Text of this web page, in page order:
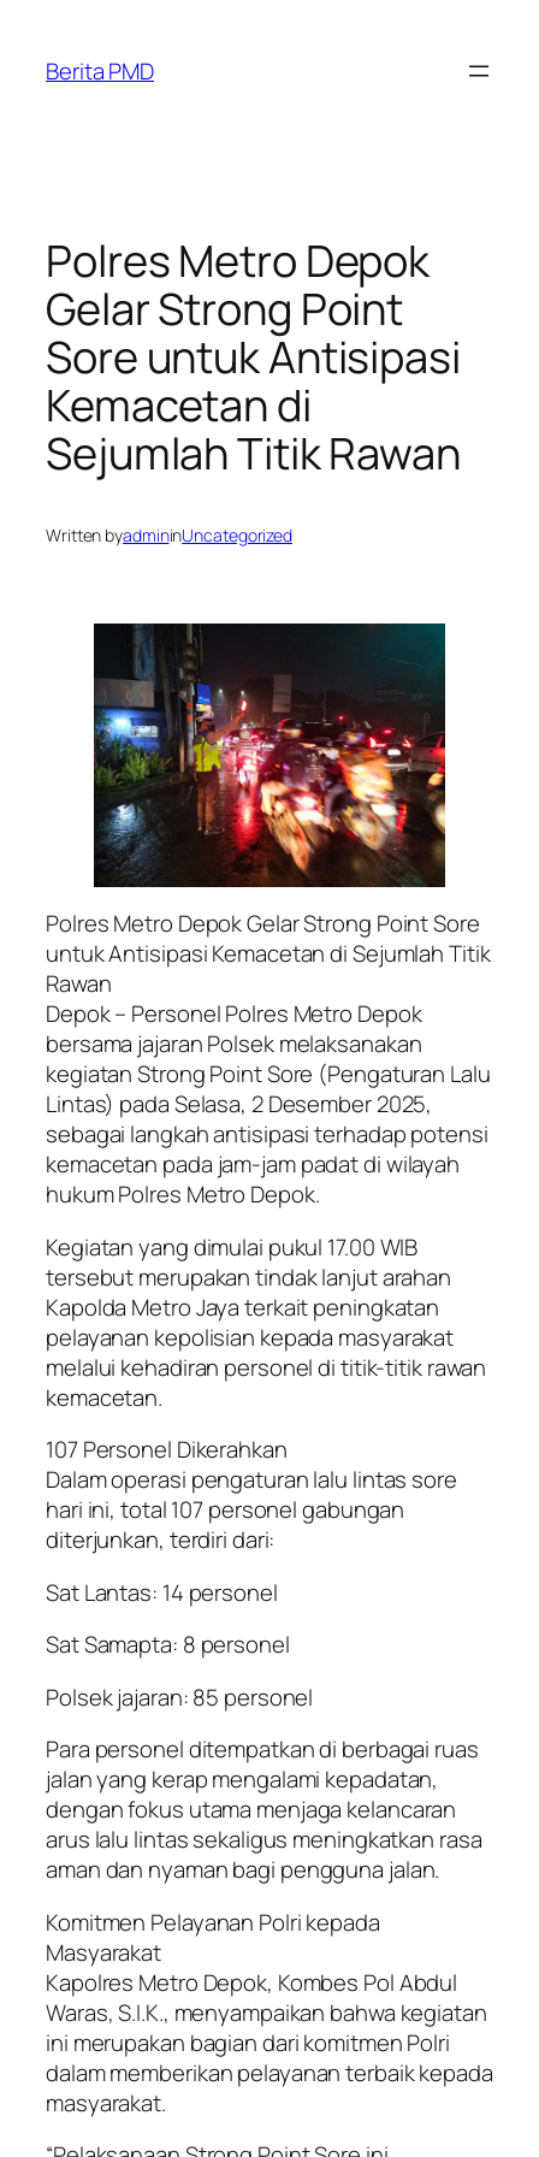
content
Berita PMD
Polres Metro Depok
Gelar Strong Point
Sore untuk Antisipasi
Kemacetan di
Sejumlah Titik Rawan
Written byadmininUncategorized
Polres Metro Depok Gelar Strong Point Sore
untuk Antisipasi Kemacetan di Sejumlah Titik
Rawan
Depok – Personel Polres Metro Depok
bersama jajaran Polsek melaksanakan
kegiatan Strong Point Sore (Pengaturan Lalu
Lintas) pada Selasa, 2 Desember 2025,
sebagai langkah antisipasi terhadap potensi
kemacetan pada jam-jam padat di wilayah
hukum Polres Metro Depok.
Kegiatan yang dimulai pukul 17.00 WIB
tersebut merupakan tindak lanjut arahan
Kapolda Metro Jaya terkait peningkatan
pelayanan kepolisian kepada masyarakat
melalui kehadiran personel di titik-titik rawan
kemacetan.
107 Personel Dikerahkan
Dalam operasi pengaturan lalu lintas sore
hari ini, total 107 personel gabungan
diterjunkan, terdiri dari:
Sat Lantas: 14 personel
Sat Samapta: 8 personel
Polsek jajaran: 85 personel
Para personel ditempatkan di berbagai ruas
jalan yang kerap mengalami kepadatan,
dengan fokus utama menjaga kelancaran
arus lalu lintas sekaligus meningkatkan rasa
aman dan nyaman bagi pengguna jalan.
Komitmen Pelayanan Polri kepada
Masyarakat
Kapolres Metro Depok, Kombes Pol Abdul
Waras, S.I.K., menyampaikan bahwa kegiatan
ini merupakan bagian dari komitmen Polri
dalam memberikan pelayanan terbaik kepada
masyarakat.